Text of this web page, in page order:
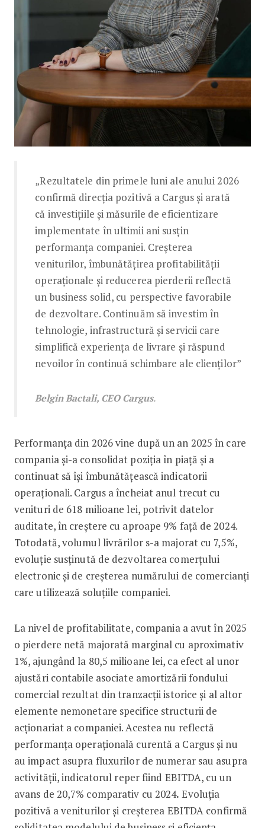
„Rezultatele din primele luni ale anului 2026
confirmă direcția pozitivă a Cargus și arată
că investițiile și măsurile de eficientizare
implementate în ultimii ani susțin
performanța companiei. Creșterea
veniturilor, îmbunătățirea profitabilității
operaționale și reducerea pierderii reflectă
un business solid, cu perspective favorabile
de dezvoltare. Continuăm să investim în
tehnologie, infrastructură și servicii care
simplifică experiența de livrare și răspund
nevoilor în continuă schimbare ale clienților”
Belgin Bactali, CEO Cargus.
Performanța din 2026 vine după un an 2025 în care
compania și-a consolidat poziția în piață și a
continuat să își îmbunătățească indicatorii
operaționali. Cargus a încheiat anul trecut cu
venituri de 618 milioane lei, potrivit datelor
auditate, în creștere cu aproape 9% față de 2024.
Totodată, volumul livrărilor s-a majorat cu 7,5%,
evoluție susținută de dezvoltarea comerțului
electronic și de creșterea numărului de comercianți
care utilizează soluțiile companiei.
La nivel de profitabilitate, compania a avut în 2025
o pierdere netă majorată marginal cu aproximativ
1%, ajungând la 80,5 milioane lei, ca efect al unor
ajustări contabile asociate amortizării fondului
comercial rezultat din tranzacții istorice și al altor
elemente nemonetare specifice structurii de
acționariat a companiei. Acestea nu reflectă
performanța operațională curentă a Cargus și nu
au impact asupra fluxurilor de numerar sau asupra
activității, indicatorul reper fiind EBITDA, cu un
avans de 20,7% comparativ cu 2024.Evoluția
pozitivă a veniturilor și creșterea EBITDA confirmă